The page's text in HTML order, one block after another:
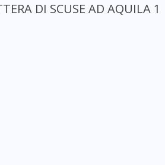
DI SCUSE AD AQUILA 1